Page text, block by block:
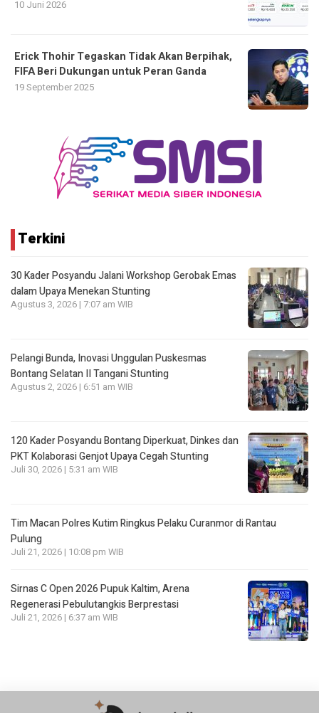
10 Juni 2026
Erick Thohir Tegaskan Tidak Akan Berpihak,
FIFA Beri Dukungan untuk Peran Ganda
19 September 2025
Terkini
30 Kader Posyandu Jalani Workshop Gerobak Emas
dalam Upaya Menekan Stunting
Agustus 3, 2026 | 7:07 am WIB
Pelangi Bunda, Inovasi Unggulan Puskesmas
Bontang Selatan II Tangani Stunting
Agustus 2, 2026 | 6:51 am WIB
120 Kader Posyandu Bontang Diperkuat, Dinkes dan
PKT Kolaborasi Genjot Upaya Cegah Stunting
Juli 30, 2026 | 5:31 am WIB
Tim Macan Polres Kutim Ringkus Pelaku Curanmor di Rantau
Pulung
Juli 21, 2026 | 10:08 pm WIB
Sirnas C Open 2026 Pupuk Kaltim, Arena
Regenerasi Pebulutangkis Berprestasi
Juli 21, 2026 | 6:37 am WIB